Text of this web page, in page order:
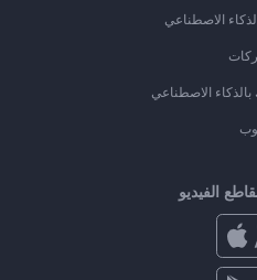
الاصطناعي
الاصطناعي
الفيديو